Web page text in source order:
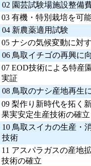
02 園芸試験場施設整備
03 有機・特別栽培を可
04 新農薬適用試験
05 ナシの気候変動に対
06 鳥取イチゴの再興に
07 EOD技術による特産
実証
08 鳥取のナシ産地再生
09 梨作り新時代を拓く
果実安定生産技術の確立
10 鳥取スイカの生産・
技術
11 アスパラガスの産地
技術の確立